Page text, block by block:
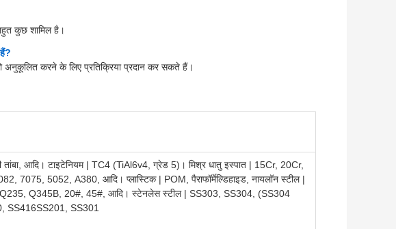
कुछ शामिल है।
अनुकूलित करने के लिए प्रतिक्रिया प्रदान कर सकते हैं।
तांबा, आदि। टाइटेनियम | TC4 (TiAl6v4, ग्रेड 5)। मिश्र धातु इस्पात | 15Cr, 20Cr,
7075, 5052, A380, आदि। प्लास्टिक | POM, पैराफॉर्मेल्डिहाइड, नायलॉन स्टील |
Q235, Q345B, 20#, 45#, आदि। स्टेनलेस स्टील | SS303, SS304, (SS304
SS416SS201, SS301